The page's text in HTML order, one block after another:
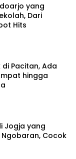
yang
Dari
Hits
di Pacitan, Ada
hingga
Jogja yang
Cocok